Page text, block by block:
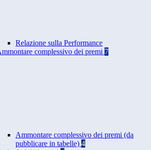
Relazione sulla Performance
complessivo dei premi 7
Ammontare complessivo dei premi (da
pubblicare in tabelle) 4